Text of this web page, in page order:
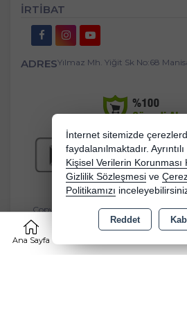
Ana Sayfa
İRTİBAT
ADRESYılmaz Mh. Yiğit Sk No:68
Copyright 2026 bebekbeziburada.com
Kredi kartı bilgileriniz 256bit SSL
İnternet sitemizde
faydalanılmaktadır.
Kişisel Verilerin Korunması
Gizlilik Sözleşmesi ve
Politikamızı
Reddet